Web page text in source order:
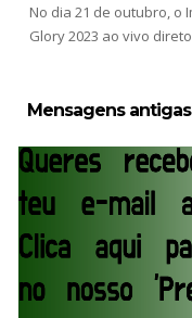
Unknown-Aug 06
Fletcher supera
Unknown-Aug 06
VITÓRIA
PARA O ALL IN:
Brawling Birds
Mexico
No dia 21 de outubro, o
Glory 2023 ao vivo
Mensagens antigas